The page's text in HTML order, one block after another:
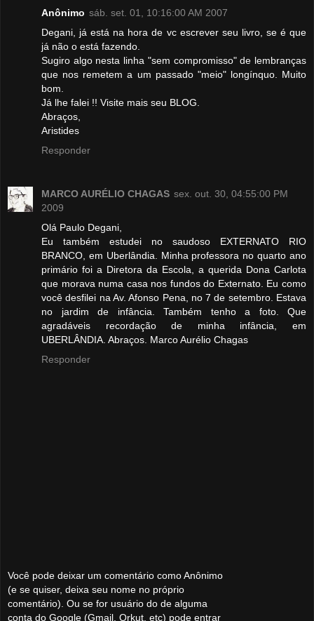
Anônimo sáb. set. 01, 10:16:00 AM 2007
Degani, já está na hora de vc escrever seu livro, se é que
já não o está fazendo.
Sugiro algo nesta linha "sem compromisso" de lembranças
que nos remetem a um passado "meio" longínquo. Muito
bom.
Já lhe falei !! Visite mais seu BLOG.
Abraços,
Aristides
Responder
MARCO AURÉLIO CHAGAS sex. out. 30, 04:55:00 PM
2009
Olá Paulo Degani,
Eu também estudei no saudoso EXTERNATO RIO
BRANCO, em Uberlândia. Minha professora no quarto ano
primário foi a Diretora da Escola, a querida Dona Carlota
que morava numa casa nos fundos do Externato. Eu como
você desfilei na Av. Afonso Pena, no 7 de setembro. Estava
no jardim de infância. Também tenho a foto. Que
agradáveis recordação de minha infância, em
UBERLÂNDIA. Abraços. Marco Aurélio Chagas
Responder
Você pode deixar um comentário como Anônimo
(e se quiser, deixa seu nome no próprio
comentário). Ou se for usuário do de alguma
conta do Google (Gmail, Orkut, etc) pode entrar